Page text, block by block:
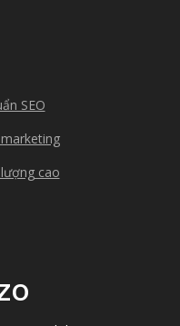
SEO
cao